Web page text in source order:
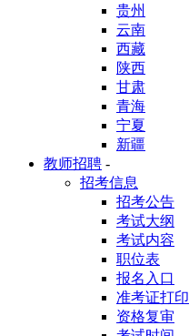
贵州
云南
西藏
陕西
甘肃
青海
宁夏
新疆
教师招聘 -
招考信息
招考公告
考试大纲
考试内容
职位表
报名入口
准考证打印
资格复审